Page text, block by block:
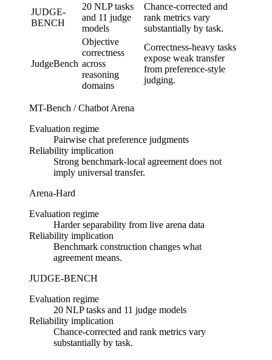
JUDGE-
BENCH
20 NLP tasks
and 11 judge
models
Chance-corrected and
rank metrics vary
substantially by task.
JudgeBench
Objective
correctness
across
reasoning
domains
Correctness-heavy tasks
expose weak transfer
from preference-style
judging.
MT-Bench / Chatbot Arena
Evaluation regime
Pairwise chat preference judgments
Reliability implication
Strong benchmark-local agreement does not
imply universal transfer.
Arena-Hard
Evaluation regime
Harder separability from live arena data
Reliability implication
Benchmark construction changes what
agreement means.
JUDGE-BENCH
Evaluation regime
20 NLP tasks and 11 judge models
Reliability implication
Chance-corrected and rank metrics vary
substantially by task.